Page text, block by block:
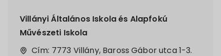
Villányi Általános Iskola és Alapfokú
Művészeti Iskola
Cím: 7773 Villány, Baross Gábor utca 1-3.